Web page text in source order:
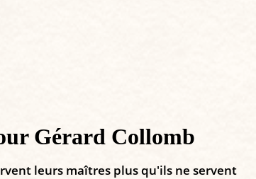
Gérard Collomb
leurs maîtres plus qu'ils ne servent